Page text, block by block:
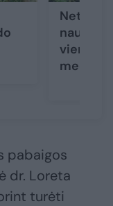
Net ir
naujas
vienos
pabaigos
dr. Loreta
turėti